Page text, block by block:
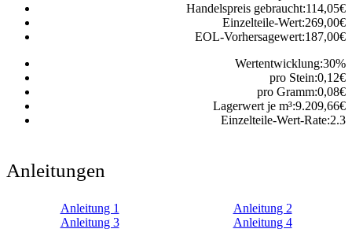
Handelspreis gebraucht:114,05€
Einzelteile-Wert:269,00€
EOL-Vorhersagewert:187,00€
Wertentwicklung:30%
pro Stein:0,12€
pro Gramm:0,08€
Lagerwert je m³:9.209,66€
Einzelteile-Wert-Rate:2.3
Anleitungen
Anleitung 1
Anleitung 2
Anleitung 3
Anleitung 4